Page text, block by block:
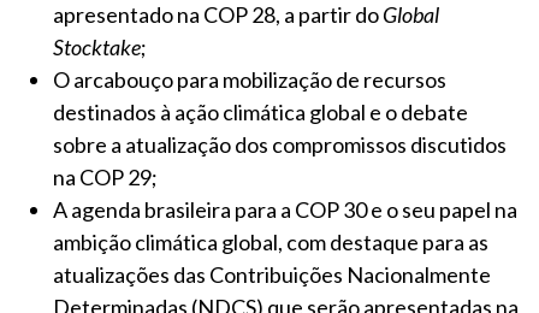
apresentado na COP 28, a partir doGlobal
Stocktake;
O arcabouço para mobilização de recursos
destinados à ação climática global e o debate
sobre a atualização dos compromissos discutidos
na COP 29;
A agenda brasileira para a COP 30 e o seu papel na
ambição climática global, com destaque para as
atualizações das Contribuições Nacionalmente
Determinadas (NDCS) que serão apresentadas na